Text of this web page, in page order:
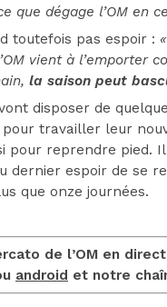
que dégage l’OM en
toutefois pas espoir :
vient à l’emporter
la saison peut
disposer de
travailler leur
pour reprendre pied. Il
dernier espoir de se
que onze journées.
de l’OM en
android et notre